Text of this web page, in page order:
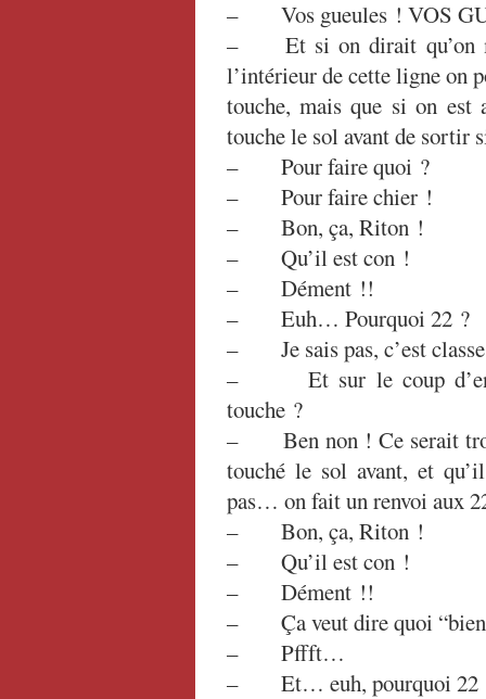
– Vos gueules ! VOS
– Et si on dirait qu’on
l’intérieur de cette ligne on
touche, mais que si on
touche le sol avant de sortir
– Pour faire quoi ?
– Pour faire chier !
– Bon, ça, Riton !
– Qu’il est con !
– Dément !!
– Euh… Pourquoi 22 ?
– Je sais pas, c’est
– Et sur le coup
touche ?
– Ben non ! Ce serait
touché le sol avant, et
pas… on fait un renvoi aux
– Bon, ça, Riton !
– Qu’il est con !
– Dément !!
– Ça veut dire quoi “bien
– Pffft…
– Et… euh, pourquoi 22